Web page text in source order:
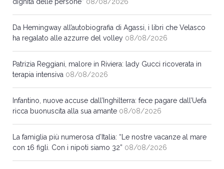
dignità delle persone” 08/08/2026
Da Hemingway all’autobiografia di Agassi, i libri che Velasco
ha regalato alle azzurre del volley 08/08/2026
Patrizia Reggiani, malore in Riviera: lady Gucci ricoverata in
terapia intensiva 08/08/2026
Infantino, nuove accuse dall’Inghilterra: fece pagare dall’Uefa
ricca buonuscita alla sua amante 08/08/2026
La famiglia più numerosa d’Italia: “Le nostre vacanze al mare
con 16 figli. Con i nipoti siamo 32” 08/08/2026